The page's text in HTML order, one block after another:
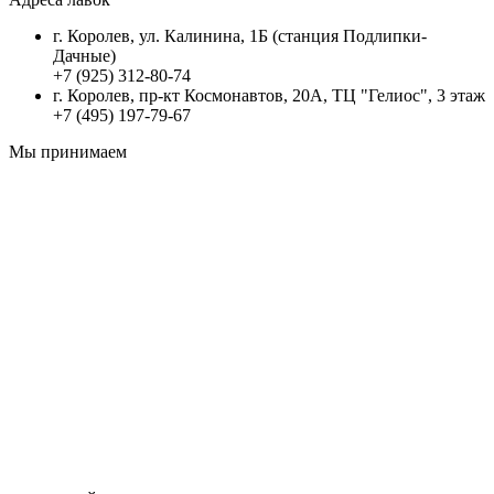
г. Королев, ул. Калинина, 1Б (станция Подлипки-
Дачные)
+7 (925) 312-80-74
г. Королев, пр-кт Космонавтов, 20А, ТЦ "Гелиос", 3 этаж
+7 (495) 197-79-67
Мы принимаем